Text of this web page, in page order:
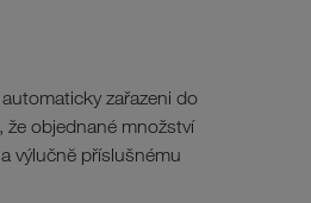
zařazeni do
že objednané množství
výlučnĕ příslušnému